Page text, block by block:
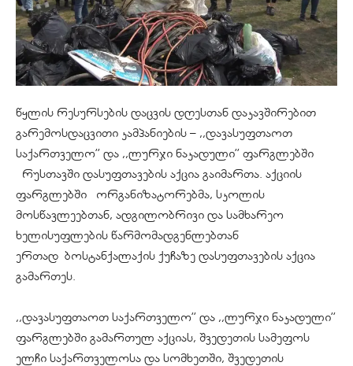
წყლის რესურსების დაცვის დღესთან დაკავშირებით
გარემოსდაცვითი კამპანიების – ,,დავასუფთაოთ
საქართველო’’ და ,,ლურჯი ნაკადული’’ ფარგლებში
რუსთავში დასუფთავების აქცია გაიმართა. აქციის
ფარგლებში ორგანიზატორებმა, სკოლის
მოსწავლეებთან, ადგილობრივი და სამხარეო
ხელისუფლების წარმომადგენლებთან
ერთად ბოსტანქალაქის ქუჩაზე დასუფთავების აქცია
გამართეს.
,,დავასუფთაოთ საქართველო’’ და ,,ლურჯი ნაკადული’’
ფარგლებში გამართულ აქციას, შვედეთის სამეფოს
ელჩი საქართველოსა და სომხეთში, შვედეთის